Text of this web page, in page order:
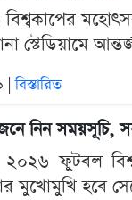
স্টেডিয়ামে
|বিস্তারিত
নিন সময়সূচি,
ফুটবল
মুখোমুখি হবে